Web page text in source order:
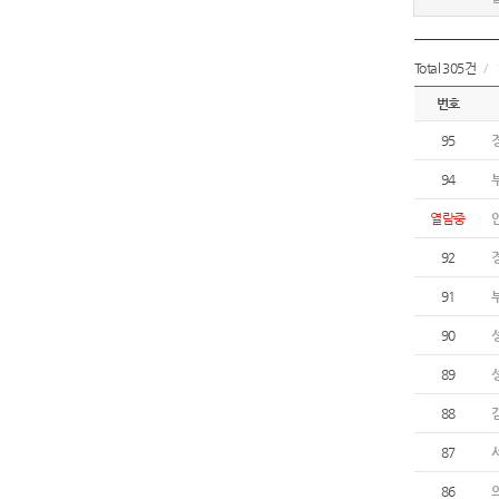
Total 305건 /
번호
95
94
열람중
92
91
90
89
88
87
86